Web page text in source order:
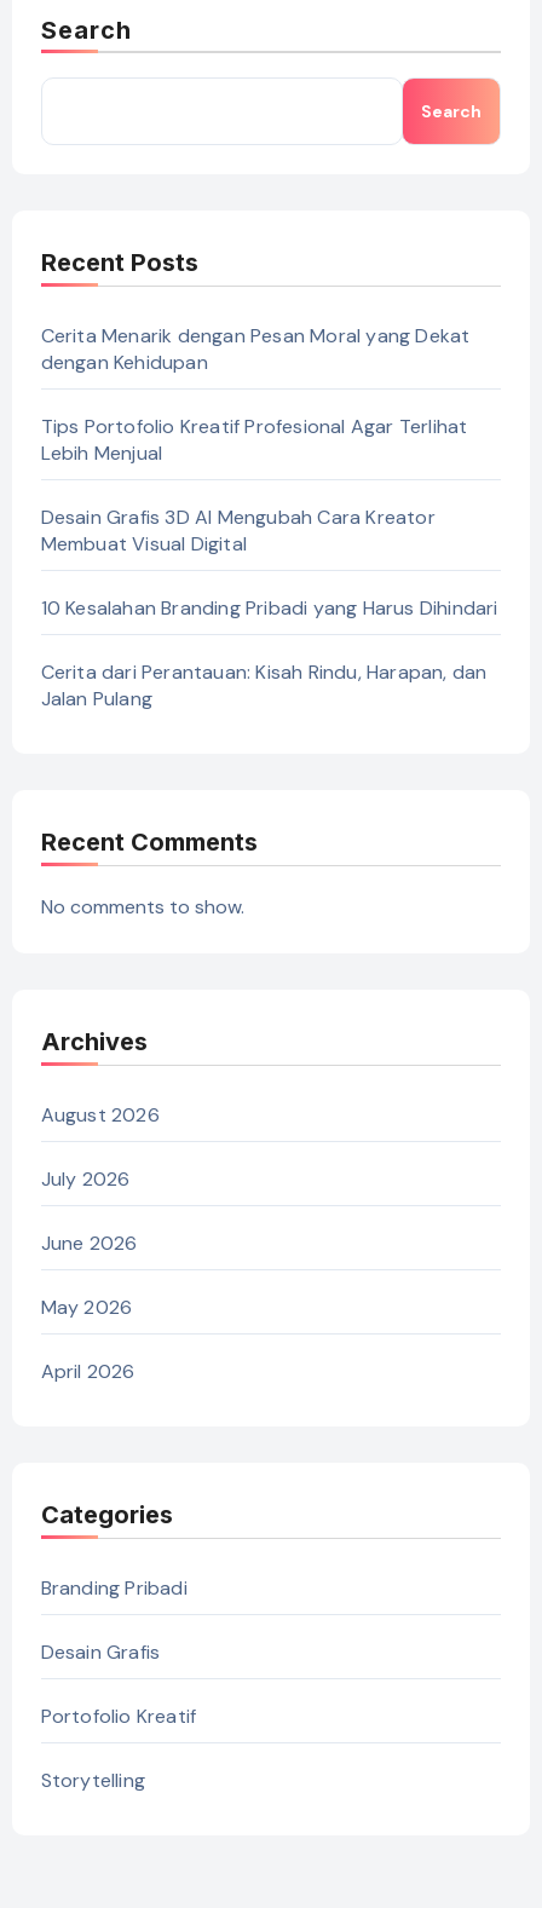
Search
Search
Recent Posts
Cerita Menarik dengan Pesan Moral yang Dekat
dengan Kehidupan
Tips Portofolio Kreatif Profesional Agar Terlihat
Lebih Menjual
Desain Grafis 3D AI Mengubah Cara Kreator
Membuat Visual Digital
10 Kesalahan Branding Pribadi yang Harus Dihindari
Cerita dari Perantauan: Kisah Rindu, Harapan, dan
Jalan Pulang
Recent Comments
No comments to show.
Archives
August 2026
July 2026
June 2026
May 2026
April 2026
Categories
Branding Pribadi
Desain Grafis
Portofolio Kreatif
Storytelling